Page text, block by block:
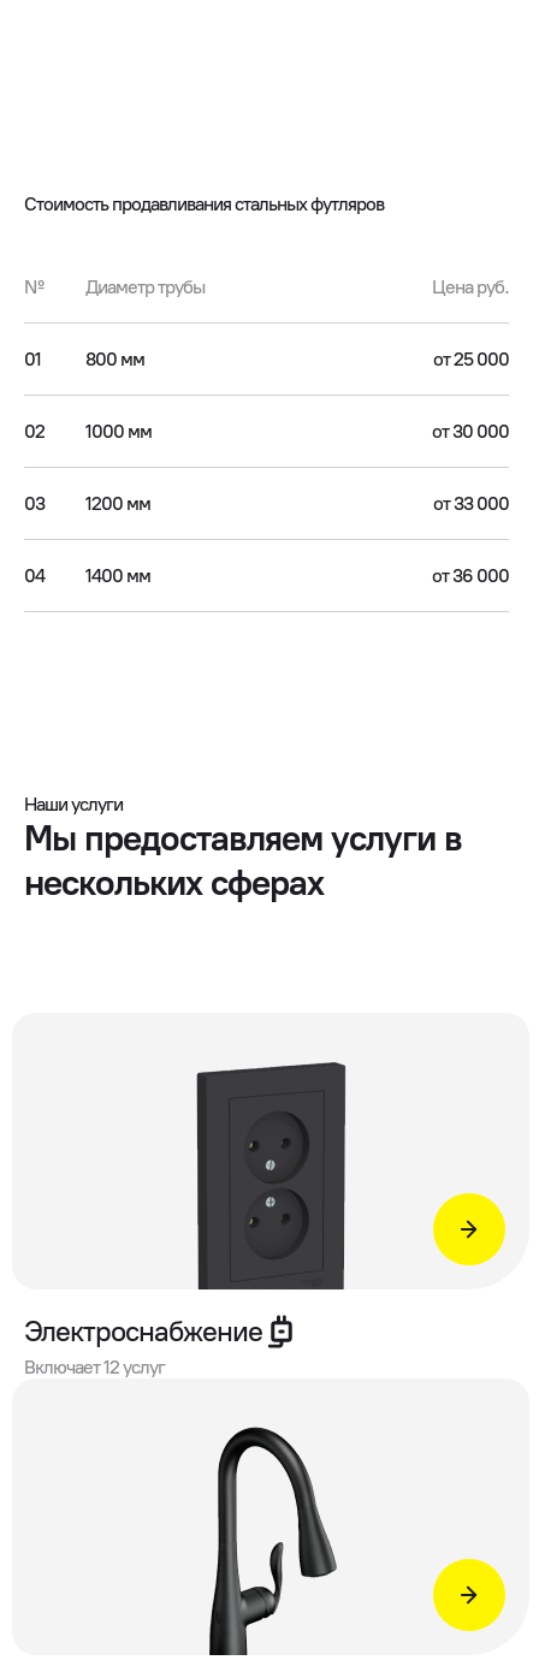
Стоимость продавливания стальных футляров
№ Диаметр трубы Цена руб.
01 800 мм от 25 000
02 1000 мм от 30 000
03 1200 мм от 33 000
04 1400 мм от 36 000
Наши услуги
Мы предоставляем услуги в
нескольких сферах
Электроснабжение
Включает 12 услуг